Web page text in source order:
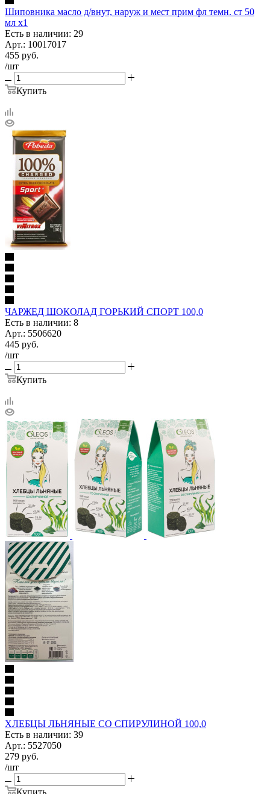
Шиповника масло д/внут, наруж и мест прим фл темн. ст 50
мл х1
Есть в наличии: 29
Арт.: 10017017
455 руб.
/шт
Купить
ЧАРЖЕД ШОКОЛАД ГОРЬКИЙ СПОРТ 100,0
Есть в наличии: 8
Арт.: 5506620
445 руб.
/шт
Купить
ХЛЕБЦЫ ЛЬНЯНЫЕ СО СПИРУЛИНОЙ 100,0
Есть в наличии: 39
Арт.: 5527050
279 руб.
/шт
Купить